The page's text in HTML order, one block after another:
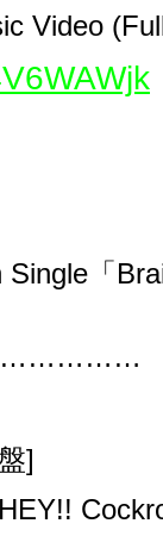
Video (
Single 「
]